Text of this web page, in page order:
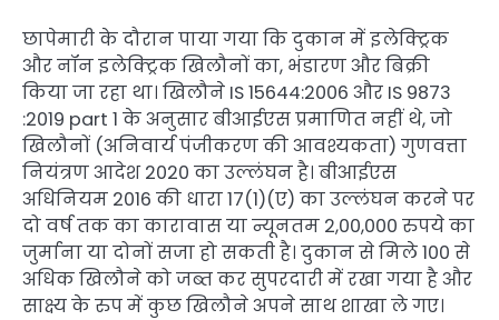
छापेमारी के दौरान पाया गया कि दुकान में इलेक्ट्रिक
और नॉन इलेक्ट्रिक खिलौनों का, भंडारण और बिक्री
किया जा रहा था। खिलौने IS 15644:2006 और IS 9873
:2019 part 1 के अनुसार बीआईएस प्रमाणित नहीं थे, जो
खिलौनों (अनिवार्य पंजीकरण की आवश्यकता) गुणवत्ता
नियंत्रण आदेश 2020 का उल्लंघन है। बीआईएस
अधिनियम 2016 की धारा 17(1)(ए) का उल्लंघन करने पर
दो वर्ष तक का कारावास या न्यूनतम 2,00,000 रुपये का
जुर्माना या दोनों सजा हो सकती है। दुकान से मिले 100 से
अधिक खिलौने को जब्त कर सुपरदारी में रखा गया है और
साक्ष्य के रुप में कुछ खिलौने अपने साथ शाखा ले गए।